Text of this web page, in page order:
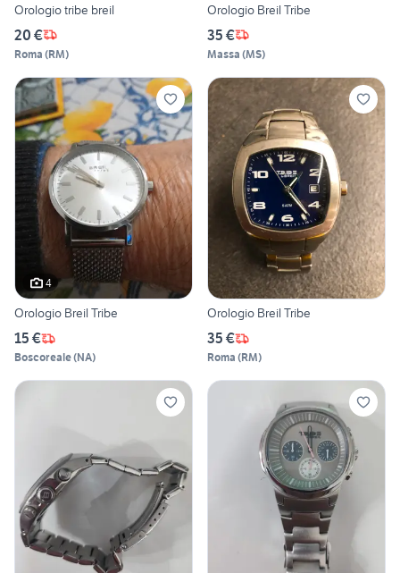
Orologio tribe breil
20 €
Roma (RM)
Orologio Breil Tribe
35 €
Massa (MS)
4
Orologio Breil Tribe
15 €
Boscoreale(NA)
Orologio Breil Tribe
35 €
Roma (RM)